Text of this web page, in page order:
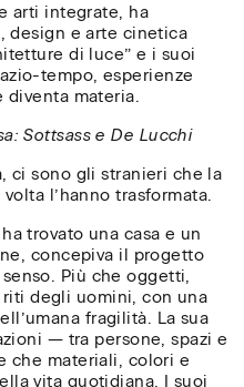
arti integrate, ha
design e arte cinetica
di luce” e i suoi
tempo, esperienze
diventa materia.
Sottsass e De Lucchi
ci sono gli stranieri che la
l’hanno trasformata.
trovato una casa e un
concepiva il progetto
Più che oggetti,
degli uomini, con una
fragilità. La sua
— tra persone, spazi e
che materiali, colori e
vita quotidiana. I suoi
✕
tua
o
per verificare
un
di Milano
2026